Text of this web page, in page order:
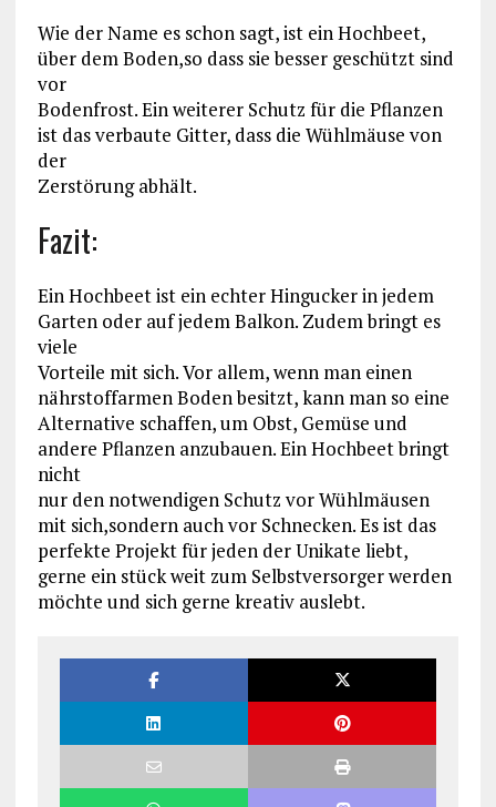
Wie der Name es schon sagt, ist ein Hochbeet,
über dem Boden,so dass sie besser geschützt sind
vor
Bodenfrost. Ein weiterer Schutz für die Pflanzen
ist das verbaute Gitter, dass die Wühlmäuse von
der
Zerstörung abhält.
Fazit:
Ein Hochbeet ist ein echter Hingucker in jedem
Garten oder auf jedem Balkon. Zudem bringt es
viele
Vorteile mit sich. Vor allem, wenn man einen
nährstoffarmen Boden besitzt, kann man so eine
Alternative schaffen, um Obst, Gemüse und
andere Pflanzen anzubauen. Ein Hochbeet bringt
nicht
nur den notwendigen Schutz vor Wühlmäusen
mit sich,sondern auch vor Schnecken. Es ist das
perfekte Projekt für jeden der Unikate liebt,
gerne ein stück weit zum Selbstversorger werden
möchte und sich gerne kreativ auslebt.